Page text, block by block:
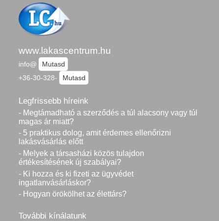
www.lakascentrum.hu
info@
Mutasd
+36-30-328-
Mutasd
Legfrissebb híreink
- Megtámadható a szerződés a túl alacsony vagy túl
magas ár miatt?
- 5 praktikus dolog, amit érdemes ellenőrizni
lakásvásárlás előtt
- Melyek a társasházi közös tulajdon
értékesítésének új szabályai?
- Ki hozza és ki fizeti az ügyvédet
ingatlanvásárláskor?
- Hogyan örökölhet az élettárs?
További kínálatunk